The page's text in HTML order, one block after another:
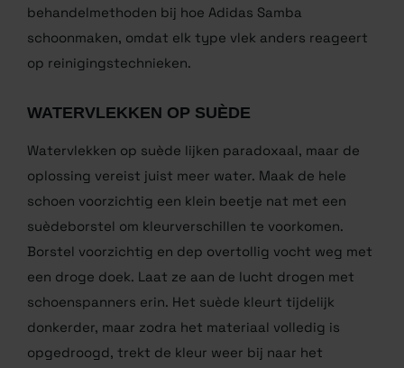
VERWIJDEREN VAN JE SAMBA
Specifieke vlekken vragen om aangepaste
schoonmaken, omdat elk type vlek anders reageert
WATERVLEKKEN OP SUÈDE
Watervlekken op suède lijken paradoxaal, maar de
oplossing vereist juist meer water. Maak de hele
schoen voorzichtig een klein beetje nat met een
suèdeborstel om kleurverschillen te voorkomen.
Borstel voorzichtig en dep overtollig vocht weg met
een droge doek. Laat ze aan de lucht drogen met